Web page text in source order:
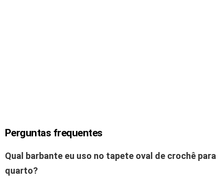
Perguntas frequentes
Qual barbante eu uso no tapete oval de crochê para
quarto?